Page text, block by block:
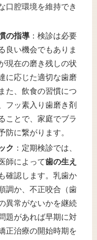
口腔環境を維持でき
の指導 ：検診は必要
良い機会でもありま
現在の磨き残しの状
に応じた適切な歯磨
た、飲食の習慣につ
フッ素入り歯磨き剤
ことで、家庭でブラ
防に繋がります。
ク ：定期検診では、
師によって歯の生え
も確認します​。乳歯か
調か、不正咬合（歯
異常がないかを継続
題があれば早期に対
正治療の開始時期を